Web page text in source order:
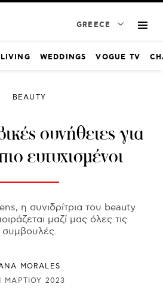
GREECE
LIVING WEDDINGS VOGUE TV
BEAUTY
συνήθειες για
ευτυχισμένοι
η συνιδρίτρια του beauty
μαζί μας όλες τις
συμβουλές.
MORALES
ΜΑΡΤΊΟΥ 2023